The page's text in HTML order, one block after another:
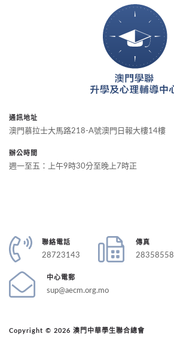
聯絡電話
28723143
傳真
28358558
中心電郵
sup@aecm.org.mo
Copyright © 2026 澳門中華學生聯合總會
通訊地址
澳門慕拉士大馬路218-A號澳門日報大樓14樓
辦公時間
週一至五：上午9時30分至晚上7時正